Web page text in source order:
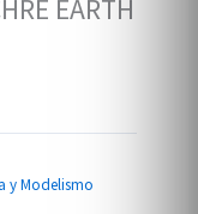
EARTH
y Modelismo